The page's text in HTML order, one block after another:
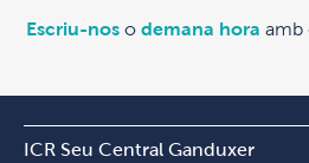
Escriu-noso demana hora amb
ICR Seu Central Ganduxer